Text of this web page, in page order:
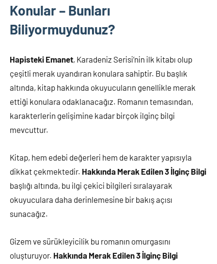
Konular – Bunları
Biliyormuydunuz?
Hapisteki Emanet, Karadeniz Serisi’nin ilk kitabı olup
çeşitli merak uyandıran konulara sahiptir. Bu başlık
altında, kitap hakkında okuyucuların genellikle merak
ettiği konulara odaklanacağız. Romanın temasından,
karakterlerin gelişimine kadar birçok ilginç bilgi
mevcuttur.
Kitap, hem edebi değerleri hem de karakter yapısıyla
dikkat çekmektedir. Hakkında Merak Edilen 3 İlginç Bilgi
başlığı altında, bu ilgi çekici bilgileri sıralayarak
okuyuculara daha derinlemesine bir bakış açısı
sunacağız.
Gizem ve sürükleyicilik bu romanın omurgasını
oluşturuyor. Hakkında Merak Edilen 3 İlginç Bilgi